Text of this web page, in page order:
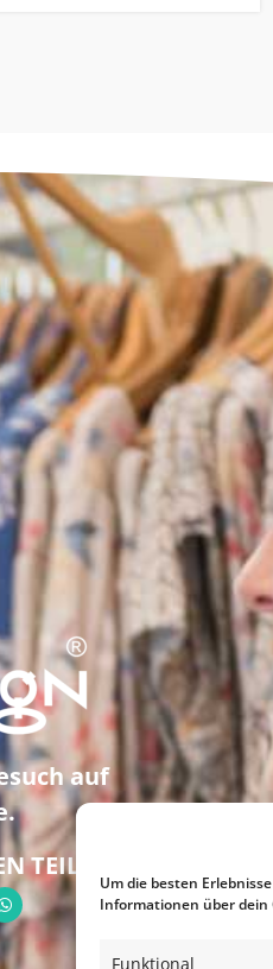
Um die besten
Informationen über
Funktional
auf
TEILEN